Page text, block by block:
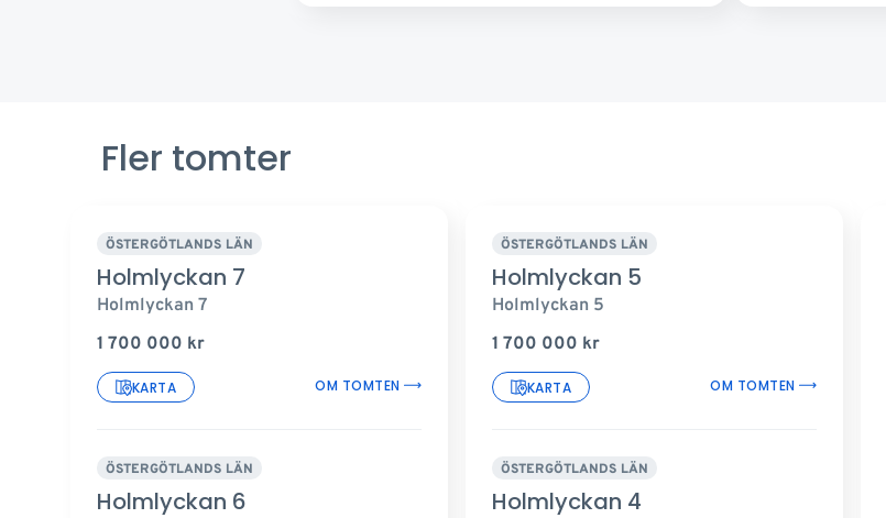
Fler tomter
ÖSTERGÖTLANDS LÄN
Holmlyckan 7
Holmlyckan 7
1 700 000 kr
KARTA OM TOMTEN
ÖSTERGÖTLANDS LÄN
Holmlyckan 6
ÖSTERGÖTLANDS LÄN
Holmlyckan 5
Holmlyckan 5
1 700 000 kr
KARTA OM TOMTEN
ÖSTERGÖTLANDS LÄN
Holmlyckan 4